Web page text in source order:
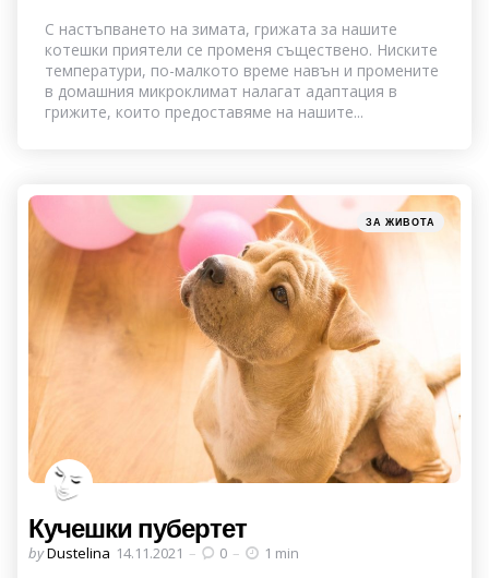
С настъпването на зимата, грижата за нашите
котешки приятели се променя съществено. Ниските
температури, по-малкото време навън и промените
в домашния микроклимат налагат адаптация в
грижите, които предоставяме на нашите...
Categories
Posted
in
ЗА ЖИВОТА
Кучешки пубертет
Posted
byDustelina 14.11.2021 0 1 min